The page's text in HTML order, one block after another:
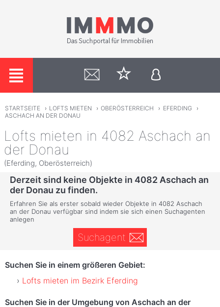
STARTSEITE › LOFTS MIETEN › OBERÖSTERREICH › EFERDING
›
ASCHACH AN DER DONAU
Lofts mieten in 4082 Aschach an
der Donau
(Eferding, Oberösterreich)
Derzeit sind keine Objekte in 4082 Aschach an
der Donau zu finden.
Erfahren Sie als erster sobald wieder Objekte in 4082 Aschach
an der Donau verfügbar sind indem sie sich einen Suchagenten
anlegen
Suchagent
Suchen Sie in einem größeren Gebiet:
Lofts mieten im Bezirk Eferding
Suchen Sie in der Umgebung von Aschach an der